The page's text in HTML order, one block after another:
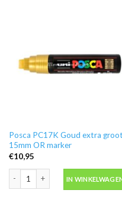
Posca PC17K Goud extra groot
15mm OR marker
€10,95
IN